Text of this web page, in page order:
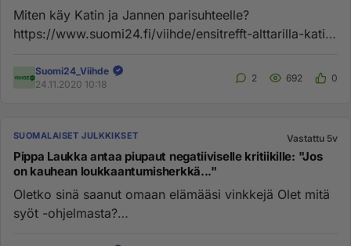
Miten käy Katin ja Jannen parisuhteelle?
https://www.suomi24.fi/viihde/ensitrefft-alttarilla-kati-
Suomi24_Viihde
24.11.2020 10:18
2 692 0
SUOMALAISET JULKKIKSET Vastattu 5v
Pippa Laukka antaa piupaut negatiiviselle kritiikille: "Jos
on kauhean loukkaantumisherkkä..."
Oletko sinä saanut omaan elämääsi vinkkejä Olet mitä
syöt -ohjelmasta?